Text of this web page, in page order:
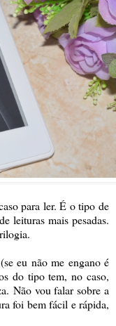
para ler. É o tipo de
leituras mais pesadas.
eu não me engano é
do tipo tem, no caso,
Não vou falar sobre a
foi bem fácil e rápida,